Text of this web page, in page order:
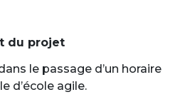
du projet
le passage d’un horaire
d’école agile.